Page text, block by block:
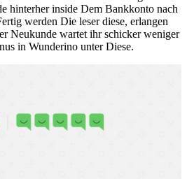
hinterher inside Dem Bankkonto nach
werden Die leser diese, erlangen
Neukunde wartet ihr schicker weniger
in Wunderino unter Diese.